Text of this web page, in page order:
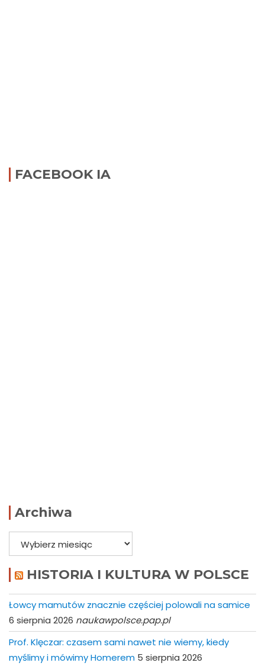
FACEBOOK IA
Archiwa
Archiwa
HISTORIA I KULTURA W POLSCE
Łowcy mamutów znacznie częściej polowali na samice
6 sierpnia 2026 naukawpolsce.pap.pl
Prof. Klęczar: czasem sami nawet nie wiemy, kiedy
myślimy i mówimy Homerem 5 sierpnia 2026